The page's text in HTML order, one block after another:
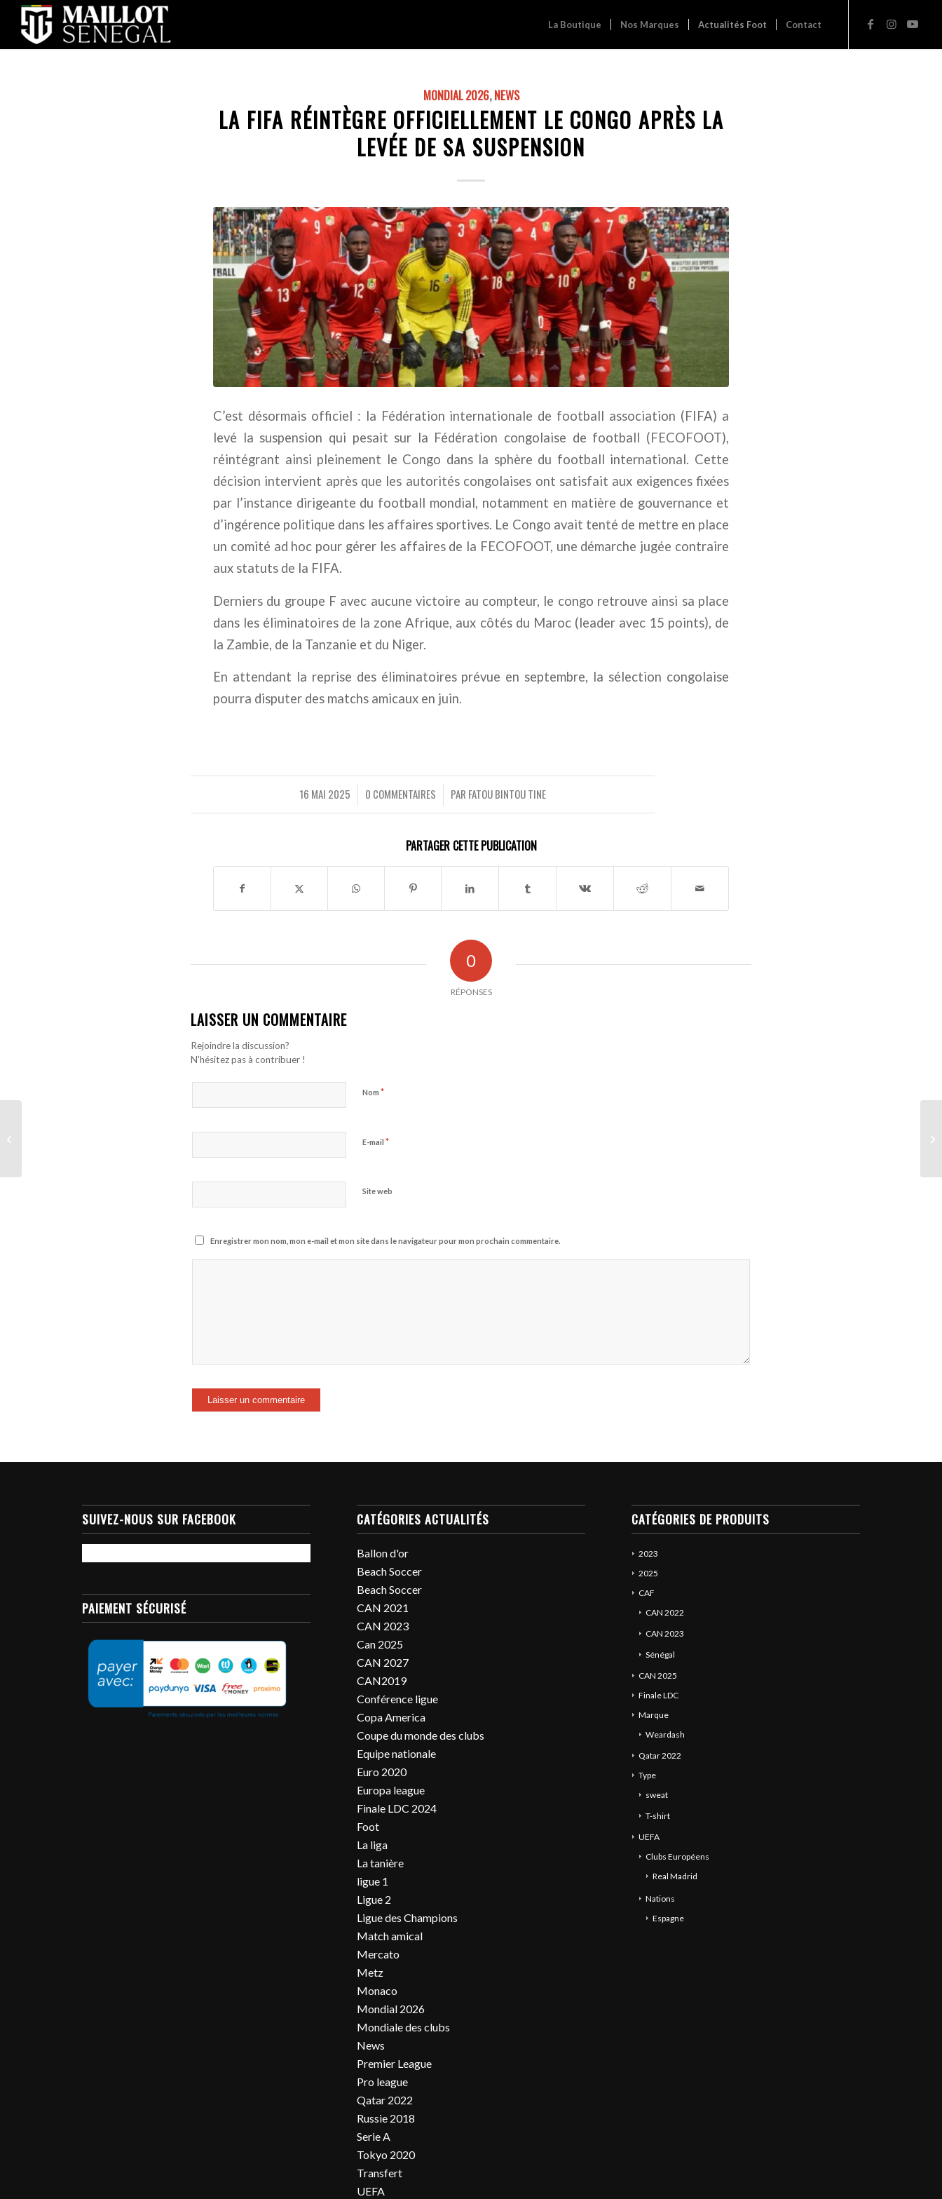
La Boutique Nos Marques Actualités Foot Contact
MONDIAL 2026,NEWS
LA FIFA RÉINTÈGRE OFFICIELLEMENT LE CONGO APRÈS LA
LEVÉE DE SA SUSPENSION
C’est désormais officiel : la Fédération internationale de football association (FIFA) a
levé la suspension qui pesait sur la Fédération congolaise de football (FECOFOOT),
réintégrant ainsi pleinement le Congo dans la sphère du football international. Cette
décision intervient après que les autorités congolaises ont satisfait aux exigences fixées
par l’instance dirigeante du football mondial, notamment en matière de gouvernance et
d’ingérence politique dans les affaires sportives. Le Congo avait tenté de mettre en place
un comité ad hoc pour gérer les affaires de la FECOFOOT, une démarche jugée contraire
aux statuts de la FIFA.
Derniers du groupe F avec aucune victoire au compteur, le congo retrouve ainsi sa place
dans les éliminatoires de la zone Afrique, aux côtés du Maroc (leader avec 15 points), de
la Zambie, de la Tanzanie et du Niger.
En attendant la reprise des éliminatoires prévue en septembre, la sélection congolaise
pourra disputer des matchs amicaux en juin.
16 MAI 2025
/ 0 COMMENTAIRES
/ PAR FATOU BINTOU TINE
PARTAGER CETTE PUBLICATION
0
RÉPONSES
LAISSER UN COMMENTAIRE
Rejoindre la discussion?
N’hésitez pas à contribuer !
Nom *
E-mail *
Site web
Enregistrer mon nom, mon e-mail et mon site dans le navigateur pour mon prochain commentaire.
SUIVEZ-NOUS SUR FACEBOOK
PAIEMENT SÉCURISÉ
CATÉGORIES ACTUALITÉS
Ballon d'or
Beach Soccer
Beach Soccer
CAN 2021
CAN 2023
Can 2025
CAN 2027
CAN2019
Conférence ligue
Copa America
Coupe du monde des clubs
Equipe nationale
Euro 2020
Europa league
Finale LDC 2024
Foot
La liga
La tanière
ligue 1
Ligue 2
Ligue des Champions
Match amical
Mercato
Metz
Monaco
Mondial 2026
Mondiale des clubs
News
Premier League
Pro league
Qatar 2022
Russie 2018
Serie A
Tokyo 2020
Transfert
UEFA
CATÉGORIES DE PRODUITS
2023
2025
CAF
CAN 2022
CAN 2023
Sénégal
CAN 2025
Finale LDC
Marque
Weardash
Qatar 2022
Type
sweat
T-shirt
UEFA
Clubs Européens
Real Madrid
Nations
Espagne